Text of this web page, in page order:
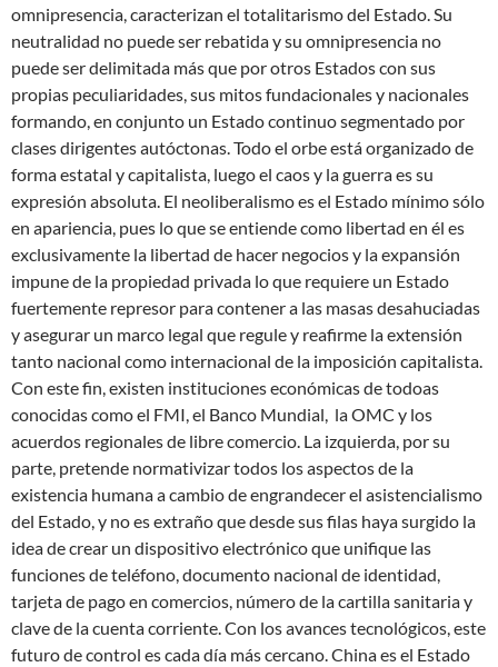
omnipresencia, caracterizan el totalitarismo del Estado. Su
neutralidad no puede ser rebatida y su omnipresencia no
puede ser delimitada más que por otros Estados con sus
propias peculiaridades, sus mitos fundacionales y nacionales
formando, en conjunto un Estado continuo segmentado por
clases dirigentes autóctonas. Todo el orbe está organizado de
forma estatal y capitalista, luego el caos y la guerra es su
expresión absoluta. El neoliberalismo es el Estado mínimo sólo
en apariencia, pues lo que se entiende como libertad en él es
exclusivamente la libertad de hacer negocios y la expansión
impune de la propiedad privada lo que requiere un Estado
fuertemente represor para contener a las masas desahuciadas
y asegurar un marco legal que regule y reafirme la extensión
tanto nacional como internacional de la imposición capitalista.
Con este fin, existen instituciones económicas de todoas
conocidas como el FMI, el Banco Mundial, la OMC y los
acuerdos regionales de libre comercio. La izquierda, por su
parte, pretende normativizar todos los aspectos de la
existencia humana a cambio de engrandecer el asistencialismo
del Estado, y no es extraño que desde sus filas haya surgido la
idea de crear un dispositivo electrónico que unifique las
funciones de teléfono, documento nacional de identidad,
tarjeta de pago en comercios, número de la cartilla sanitaria y
clave de la cuenta corriente. Con los avances tecnológicos, este
futuro de control es cada día más cercano. China es el Estado